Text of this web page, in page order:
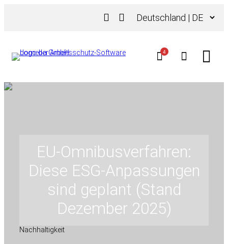
auswählen
4
EU-Omnibusverfahren:
Diese ESG-Anpassungen
sind geplant (Stand
Dezember 2025)
Nachhaltigkeit